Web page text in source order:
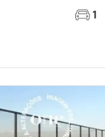
1